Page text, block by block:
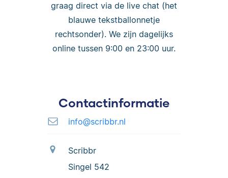
graag direct via de live chat (het
blauwe tekstballonnetje
rechtsonder). We zijn dagelijks
online tussen 9:00 en 23:00 uur.
Contactinformatie
info@scribbr.nl
Scribbr
Singel 542